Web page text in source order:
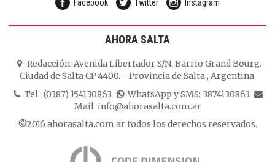
Facebook Twitter Instagram
AHORA SALTA
Redacción: Avenida Libertador S/N. Barrio Grand Bourg.
Ciudad de Salta CP 4400. - Provincia de Salta., Argentina.
Tel.: (0387) 154130863.
WhatsApp y SMS: 3874130863.
Mail: info@ahorasalta.com.ar
©2016 ahorasalta.com.ar todos los derechos reservados.